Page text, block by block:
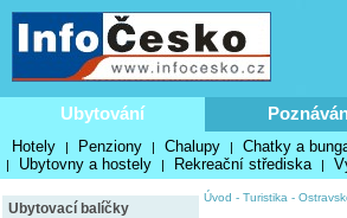
Ubytování
Hotely | Penziony | Chalupy | Chatky a
| Ubytovny a hostely | Rekreační střediska |
Ubytovací balíčky
Úvod - Turistika -